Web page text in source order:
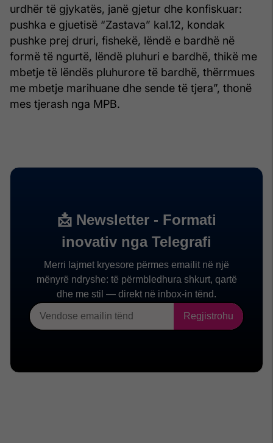
urdhër të gjykatës, janë gjetur dhe konfiskuar:
pushka e gjuetisë “Zastava” kal.12, kondak
pushke prej druri, fishekë, lëndë e bardhë në
formë të ngurtë, lëndë pluhuri e bardhë, thikë me
mbetje të lëndës pluhurore të bardhë, thërrmues
me mbetje marihuane dhe sende të tjera”, thonë
mes tjerash nga MPB.